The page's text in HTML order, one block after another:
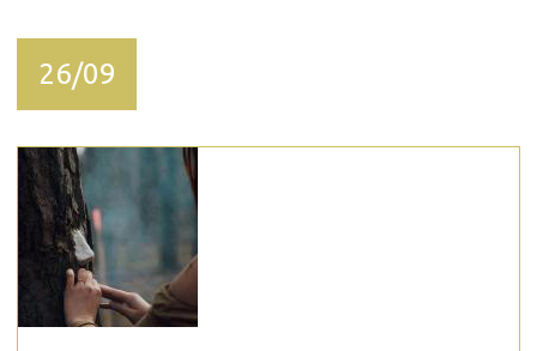
26/09